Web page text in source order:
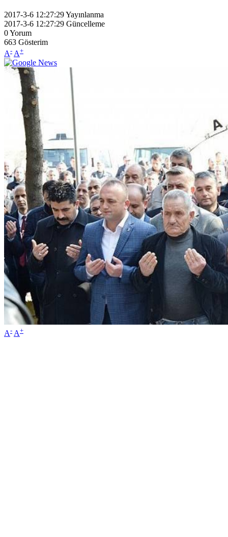
2017-3-6 12:27:29Yayınlanma
2017-3-6 12:27:29 Güncelleme
0Yorum
663 Gösterim
A- A+
A- A+